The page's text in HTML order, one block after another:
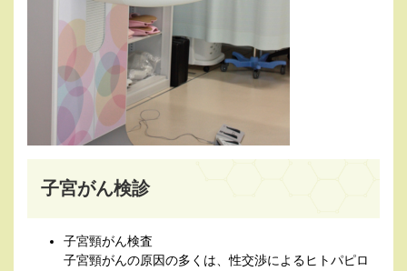
子宮がん検診
子宮頸がん検査
子宮頸がんの原因の多くは、性交渉によるヒトパピロ